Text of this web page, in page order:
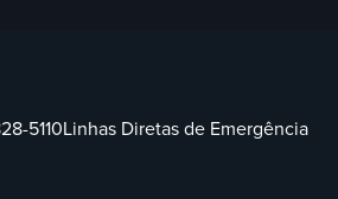
5110Linhas Diretas de Emergência